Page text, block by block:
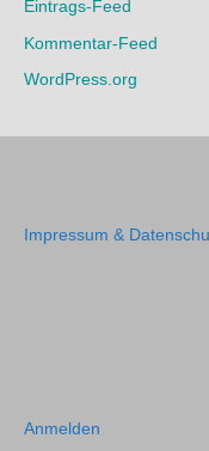
Eintrags-Feed
Kommentar-Feed
WordPress.org
Impressum &
Anmelden